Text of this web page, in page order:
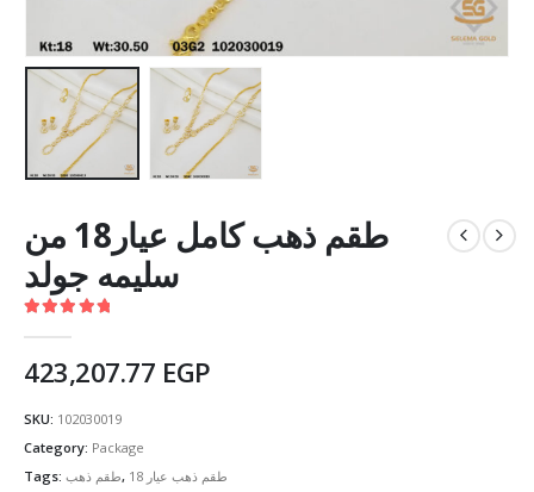
طقم ذهب كامل عيار18 من
سليمه جولد
423,207.77 EGP
SKU: 102030019
Category: Package
Tags: طقم ذهب, طقم ذهب عيار 18